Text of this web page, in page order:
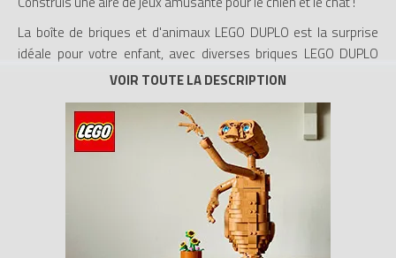
La boîte de briques et d'animaux LEGO DUPLO est la surprise
idéale pour votre enfant, avec diverses briques LEGO DUPLO
fascinantes et amusantes avec lesquelles il adorera construire
rangement en forme de brique LEGO. Construis un arbre, une
maison ou même un petit abri pour que le chien et le chat
puissent y jouer.
- Comprend un chat, un chien, un élément de fenêtre et une
sélection d'autres briques LEGO DUPLO
- Inclut aussi de la nourriture et des briques décorées avec des